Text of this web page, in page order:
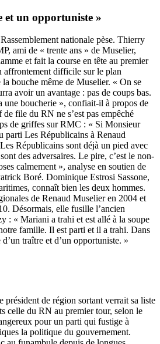
un opportuniste »
nationale pèse. Thierry
ami de « trente ans » de Muselier,
et fait la course en tête au premier
affrontement difficile sur le plan
bouche même de Muselier. « On se
avoir un avantage : pas de coups bas.
une boucherie », confiait-il à propos de
de file du RN ne s’est pas empêché
de griffes sur RMC : « Si Monsieur
parti Les Républicains à Renaud
Républicains sont déjà un pied avec
des adversaires. Le pire, c’est le non-
calmement », analyse en soutien de
Boré. Dominique Estrosi Sassone,
connaît bien les deux hommes.
de Renaud Muselier en 2004 et
Désormais, elle fusille l’ancien
: « Mariani a trahi et est allé à la soupe
famille. Il est parti et il a trahi. Dans
traître et d’un opportuniste. »
président de région sortant verrait sa liste
celle du RN au premier tour, selon le
pour un parti qui fustige à
la politique du gouvernement.